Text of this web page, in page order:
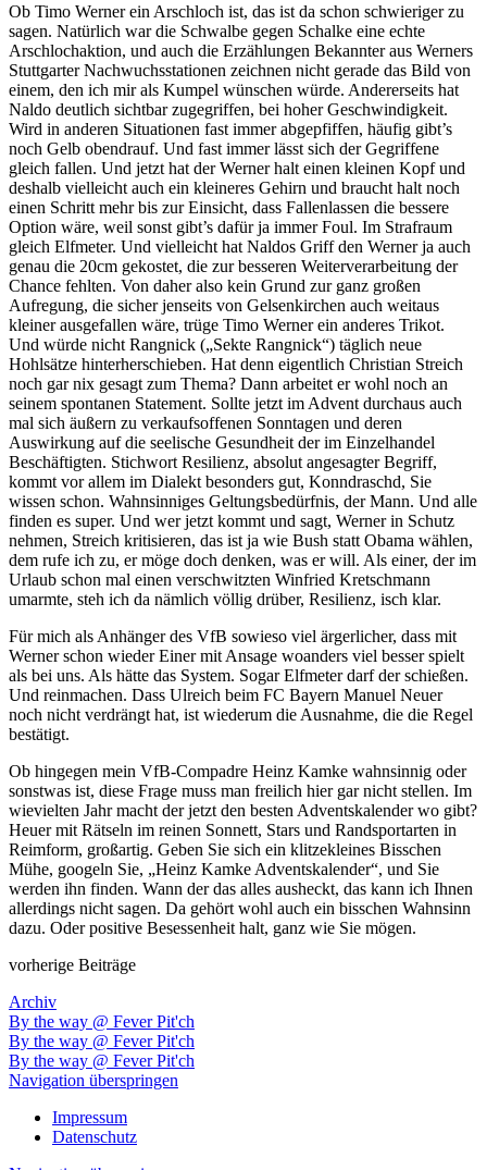
Ob Timo Werner ein Arschloch ist, das ist da schon schwieriger zu
sagen. Natürlich war die Schwalbe gegen Schalke eine echte
Arschlochaktion, und auch die Erzählungen Bekannter aus Werners
Stuttgarter Nachwuchsstationen zeichnen nicht gerade das Bild von
einem, den ich mir als Kumpel wünschen würde. Andererseits hat
Naldo deutlich sichtbar zugegriffen, bei hoher Geschwindigkeit.
Wird in anderen Situationen fast immer abgepfiffen, häufig gibt’s
noch Gelb obendrauf. Und fast immer lässt sich der Gegriffene
gleich fallen. Und jetzt hat der Werner halt einen kleinen Kopf und
deshalb vielleicht auch ein kleineres Gehirn und braucht halt noch
einen Schritt mehr bis zur Einsicht, dass Fallenlassen die bessere
Option wäre, weil sonst gibt’s dafür ja immer Foul. Im Strafraum
gleich Elfmeter. Und vielleicht hat Naldos Griff den Werner ja auch
genau die 20cm gekostet, die zur besseren Weiterverarbeitung der
Chance fehlten. Von daher also kein Grund zur ganz großen
Aufregung, die sicher jenseits von Gelsenkirchen auch weitaus
kleiner ausgefallen wäre, trüge Timo Werner ein anderes Trikot.
Und würde nicht Rangnick („Sekte Rangnick“) täglich neue
Hohlsätze hinterherschieben. Hat denn eigentlich Christian Streich
noch gar nix gesagt zum Thema? Dann arbeitet er wohl noch an
seinem spontanen Statement. Sollte jetzt im Advent durchaus auch
mal sich äußern zu verkaufsoffenen Sonntagen und deren
Auswirkung auf die seelische Gesundheit der im Einzelhandel
Beschäftigten. Stichwort Resilienz, absolut angesagter Begriff,
kommt vor allem im Dialekt besonders gut, Konndraschd, Sie
wissen schon. Wahnsinniges Geltungsbedürfnis, der Mann. Und alle
finden es super. Und wer jetzt kommt und sagt, Werner in Schutz
nehmen, Streich kritisieren, das ist ja wie Bush statt Obama wählen,
dem rufe ich zu, er möge doch denken, was er will. Als einer, der im
Urlaub schon mal einen verschwitzten Winfried Kretschmann
umarmte, steh ich da nämlich völlig drüber, Resilienz, isch klar.
Für mich als Anhänger des VfB sowieso viel ärgerlicher, dass mit
Werner schon wieder Einer mit Ansage woanders viel besser spielt
als bei uns. Als hätte das System. Sogar Elfmeter darf der schießen.
Und reinmachen. Dass Ulreich beim FC Bayern Manuel Neuer
noch nicht verdrängt hat, ist wiederum die Ausnahme, die die Regel
bestätigt.
Ob hingegen mein VfB-Compadre Heinz Kamke wahnsinnig oder
sonstwas ist, diese Frage muss man freilich hier gar nicht stellen. Im
wievielten Jahr macht der jetzt den besten Adventskalender wo gibt?
Heuer mit Rätseln im reinen Sonnett, Stars und Randsportarten in
Reimform, großartig. Geben Sie sich ein klitzekleines Bisschen
Mühe, googeln Sie, „Heinz Kamke Adventskalender“, und Sie
werden ihn finden. Wann der das alles ausheckt, das kann ich Ihnen
allerdings nicht sagen. Da gehört wohl auch ein bisschen Wahnsinn
dazu. Oder positive Besessenheit halt, ganz wie Sie mögen.
vorherige Beiträge
Archiv
By the way @ Fever Pit'ch
By the way @ Fever Pit'ch
By the way @ Fever Pit'ch
Navigation überspringen
Impressum
Datenschutz